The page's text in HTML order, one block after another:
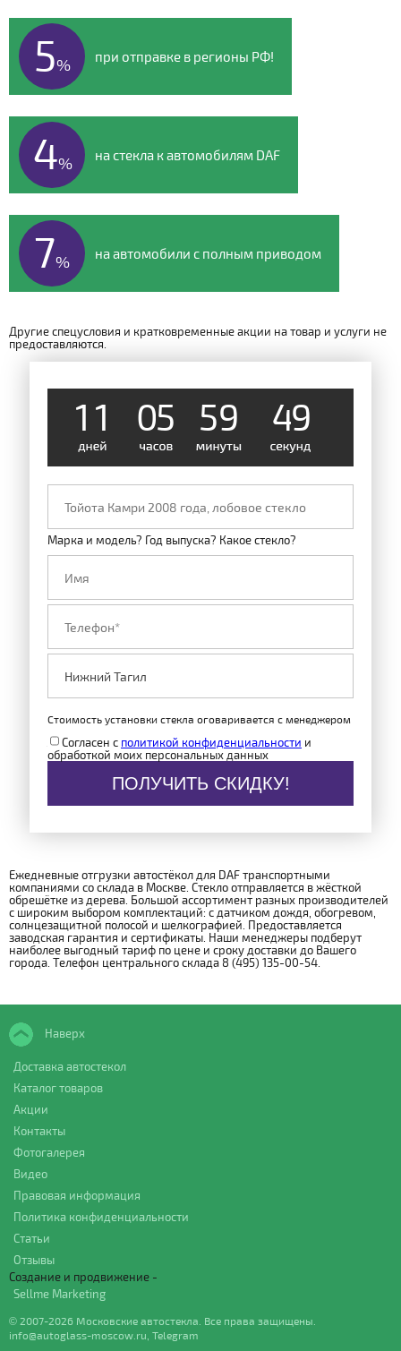
5% при отправке в регионы РФ!
4% на стекла к автомобилям DAF
7% на автомобили с полным приводом
Другие спецусловия и кратковременные акции на товар и услуги не
предоставляются.
1 1 05 59 48
Марка и модель? Год выпуска? Какое стекло?
Стоимость установки стекла оговаривается с менеджером
Согласен с политикой конфиденциальности и
обработкой моих персональных данных
ПОЛУЧИТЬ СКИДКУ!
Ежедневные отгрузки автостёкол для DAF транспортными
компаниями со склада в Москве. Стекло отправляется в жёсткой
обрешётке из дерева. Большой ассортимент разных производителей
с широким выбором комплектаций: с датчиком дождя, обогревом,
солнцезащитной полосой и шелкографией. Предоставляется
заводская гарантия и сертификаты. Наши менеджеры подберут
наиболее выгодный тариф по цене и сроку доставки до Вашего
города. Телефон центрального склада 8 (495) 135-00-54.
Наверх
Доставка автостекол
Каталог товаров
Акции
Контакты
Фотогалерея
Видео
Правовая информация
Политика конфиденциальности
Статьи
Отзывы
Создание и продвижение -
Sellme Marketing
© 2007-2026 Московские автостекла. Все права защищены.
info@autoglass-moscow.ru Telegram